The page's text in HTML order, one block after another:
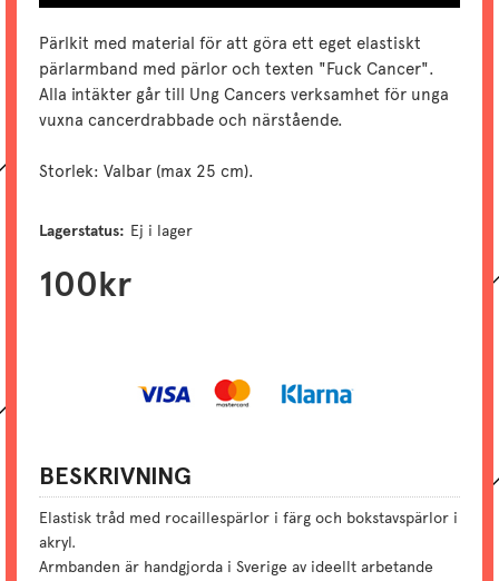
Pärlkit med material för att göra ett eget elastiskt
pärlarmband med pärlor och texten "Fuck Cancer".
Alla intäkter går till Ung Cancers verksamhet för unga
vuxna cancerdrabbade och närstående.
Storlek: Valbar (max 25 cm).
Lagerstatus: Ej i lager
100kr
BESKRIVNING
Elastisk tråd med rocaillespärlor i färg och bokstavspärlor i
akryl.
Armbanden är handgjorda i Sverige av ideellt arbetande